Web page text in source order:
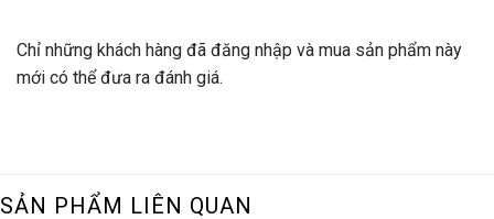
Chỉ những khách hàng đã đăng nhập và mua sản phẩm này
mới có thể đưa ra đánh giá.
SẢN PHẨM LIÊN QUAN